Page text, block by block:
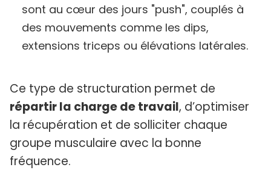
sont au cœur des jours "push", couplés à
des mouvements comme les dips,
extensions triceps ou élévations latérales.
Ce type de structuration permet de
répartir la charge de travail, d’optimiser
la récupération et de solliciter chaque
groupe musculaire avec la bonne
fréquence.